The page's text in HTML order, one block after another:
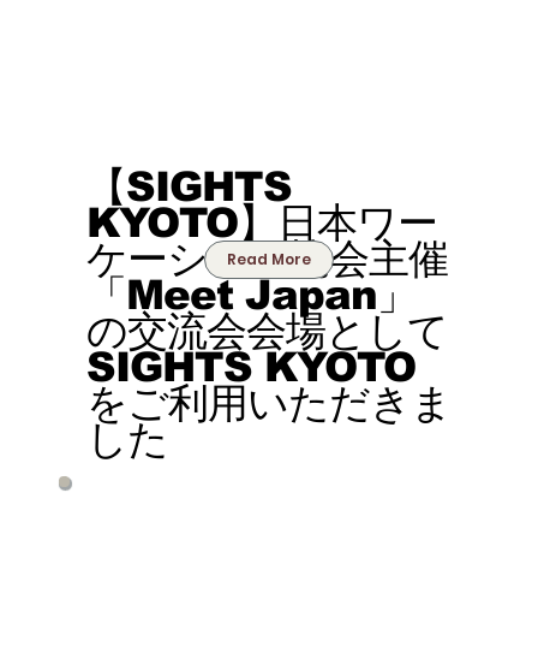
【SIGHTS
KYOTO】日本ワー
ケーション協会主催
「Meet Japan」
の交流会会場として
SIGHTS KYOTO
をご利用いただきま
した
Read More